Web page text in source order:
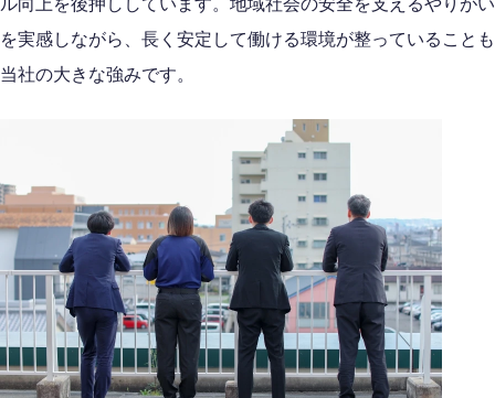
ル向上を後押ししています。地域社会の安全を支えるやりがい
を実感しながら、長く安定して働ける環境が整っていることも
当社の大きな強みです。